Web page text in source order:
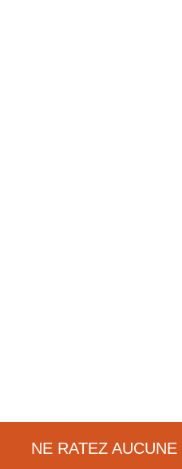
NE RATEZ AUCUNE